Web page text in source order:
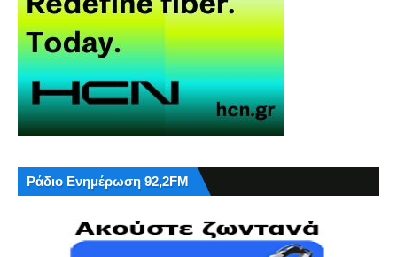
Ράδιο Ενημέρωση 92,2FM